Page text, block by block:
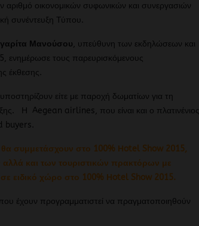
αριθμό οικονομικών συφωνικών και συνεργασιών
συνέντευξη Τύπου.
Μανούσου, υπεύθυνη των εκδηλώσεων και
ενημέρωσε τους παρευρισκόμενους
έκθεσης.
είτε με παροχή δωματίων για τη
Η Aegean airlines, που είναι και ο πλατινένιος
buyers.
συμμετάσχουν στο 100% Ηotel Show 2015,
αλλά και των τουριστικών πρακτόρων με
ειδικό χώρο στο 100% Ηotel Show 2015.
έχουν προγραμματιστεί να πραγματοποιηθούν